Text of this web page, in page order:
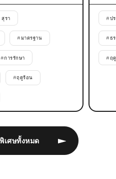
ศษทั้งหมด
สุรา
#มาตรฐาน
#การรักษา
#ฤดูร้อน
#ป
#ธ
#ฤ